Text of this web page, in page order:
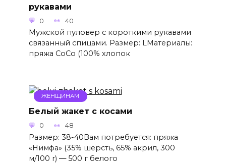
рукавами
0 40
Мужской пуловер с короткими рукавами
связанный спицами. Размер: LМатериалы:
пряжа СоСо (100% хлопок
ЖЕНЩИНАМ
Белый жакет с косами
0 48
Размер: 38-40Вам потребуется: пряжа
«Нимфа» (35% шерсть, 65% акрил, 300
м/100 r) — 500 г белого